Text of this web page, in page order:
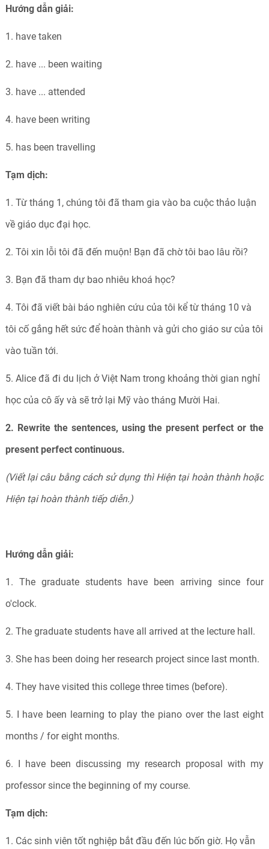
Hướng dẫn giải:
1. have taken
2. have ... been waiting
3. have ... attended
4. have been writing
5. has been travelling
Tạm dịch:
1. Từ tháng 1, chúng tôi đã tham gia vào ba cuộc thảo luận
về giáo dục đại học.
2. Tôi xin lỗi tôi đã đến muộn! Bạn đã chờ tôi bao lâu rồi?
3. Bạn đã tham dự bao nhiêu khoá học?
4. Tôi đã viết bài báo nghiên cứu của tôi kể từ tháng 10 và
tôi cố gắng hết sức để hoàn thành và gửi cho giáo sư của tôi
vào tuần tới.
5. Alice đã đi du lịch ở Việt Nam trong khoảng thời gian nghỉ
học của cô ấy và sẽ trở lại Mỹ vào tháng Mười Hai.
2. Rewrite the sentences, using the present perfect or the
present perfect continuous.
(Viết lại câu bằng cách sử dụng thì Hiện tại hoàn thành hoặc
Hiện tại hoàn thành tiếp diễn.)
Hướng dẫn giải:
1. The graduate students have been arriving since four
o'clock.
2. The graduate students have all arrived at the lecture hall.
3. She has been doing her research project since last month.
4. They have visited this college three times (before).
5. I have been learning to play the piano over the last eight
months / for eight months.
6. I have been discussing my research proposal with my
professor since the beginning of my course.
Tạm dịch:
1. Các sinh viên tốt nghiệp bắt đầu đến lúc bốn giờ. Họ vẫn